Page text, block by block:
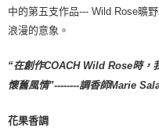
中的第五支作品--- Wild Rose曠
浪漫的意象。
“在創作COACH Wild Rose時，
懷舊風情”--------調香師Marie
花果香調